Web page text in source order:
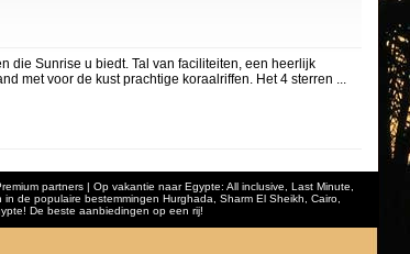
die Sunrise u biedt. Tal van faciliteiten, een heerlijk
met voor de kust prachtige koraalriffen. Het 4 sterren ...
partners | Op vakantie naar Egypte: All inclusive Last Minute
in de populaire bestemmingen Hurghada Sharm El Sheikh , Cairo,
De beste aanbiedingen op een rij!